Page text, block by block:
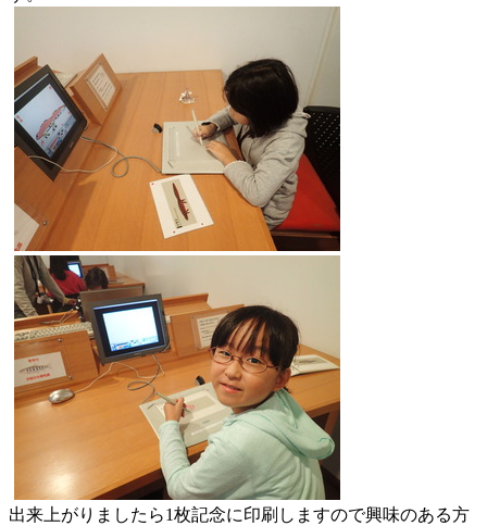
出来上がりましたら1枚記念に印刷しますので興味のある方